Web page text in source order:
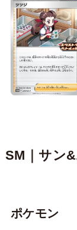
SM｜サン
ポケモン